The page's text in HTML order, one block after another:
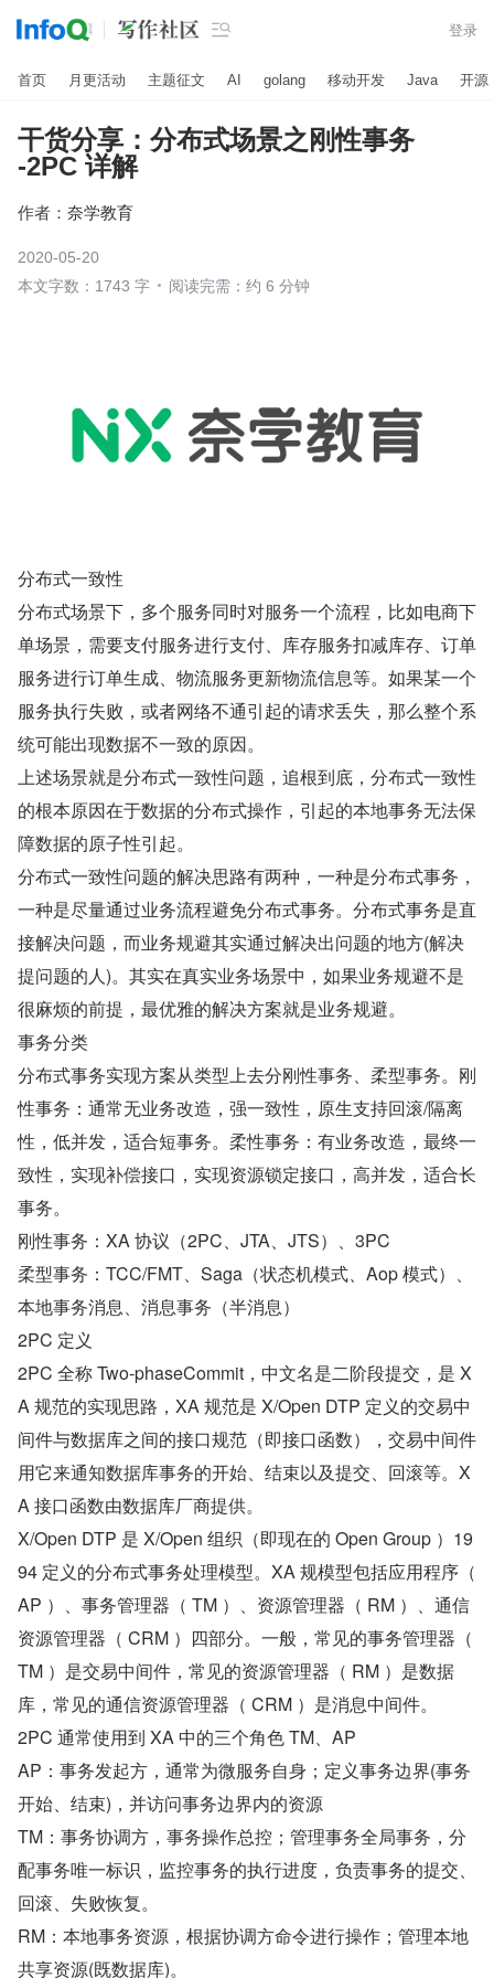
 登录
首页 月更活动 主题征文 AI golang 移动开发 Java 开源
干货分享：分布式场景之刚性事务
-2PC 详解
作者： 奈学教育
2020-05-20
本文字数：1743 字
阅读完需：约 6 分钟
分布式一致性
分布式场景下，多个服务同时对服务一个流程，比如电商下
单场景，需要支付服务进行支付、库存服务扣减库存、订单
服务进行订单生成、物流服务更新物流信息等。如果某一个
服务执行失败，或者网络不通引起的请求丢失，那么整个系
统可能出现数据不一致的原因。
上述场景就是分布式一致性问题，追根到底，分布式一致性
的根本原因在于数据的分布式操作，引起的本地事务无法保
障数据的原子性引起。
分布式一致性问题的解决思路有两种，一种是分布式事务，
一种是尽量通过业务流程避免分布式事务。分布式事务是直
接解决问题，而业务规避其实通过解决出问题的地方(解决
提问题的人)。其实在真实业务场景中，如果业务规避不是
很麻烦的前提，最优雅的解决方案就是业务规避。
事务分类
分布式事务实现方案从类型上去分刚性事务、柔型事务。刚
性事务：通常无业务改造，强一致性，原生支持回滚/隔离
性，低并发，适合短事务。柔性事务：有业务改造，最终一
致性，实现补偿接口，实现资源锁定接口，高并发，适合长
事务。
刚性事务：XA 协议（2PC、JTA、JTS）、3PC
柔型事务：TCC/FMT、Saga（状态机模式、Aop 模式）、
本地事务消息、消息事务（半消息）
2PC 定义
2PC 全称 Two-phaseCommit，中文名是二阶段提交，是 X
A 规范的实现思路，XA 规范是 X/Open DTP 定义的交易中
间件与数据库之间的接口规范（即接口函数），交易中间件
用它来通知数据库事务的开始、结束以及提交、回滚等。X
A 接口函数由数据库厂商提供。
X/Open DTP 是 X/Open 组织（即现在的 Open Group ）19
94 定义的分布式事务处理模型。XA 规模型包括应用程序（
AP ）、事务管理器（ TM ）、资源管理器（ RM ）、通信
资源管理器（ CRM ）四部分。一般，常见的事务管理器（
TM ）是交易中间件，常见的资源管理器（ RM ）是数据
库，常见的通信资源管理器（ CRM ）是消息中间件。
2PC 通常使用到 XA 中的三个角色 TM、AP
AP：事务发起方，通常为微服务自身；定义事务边界(事务
开始、结束)，并访问事务边界内的资源
TM：事务协调方，事务操作总控；管理事务全局事务，分
配事务唯一标识，监控事务的执行进度，负责事务的提交、
回滚、失败恢复。
RM：本地事务资源，根据协调方命令进行操作；管理本地
共享资源(既数据库)。